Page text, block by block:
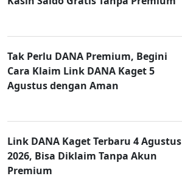
Tak Perlu DANA Premium, Begini
Cara Klaim Link DANA Kaget 5
Agustus dengan Aman
Link DANA Kaget Terbaru 4 Agustus
2026, Bisa Diklaim Tanpa Akun
Premium